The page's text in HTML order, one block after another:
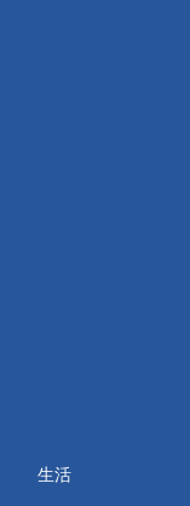
生活